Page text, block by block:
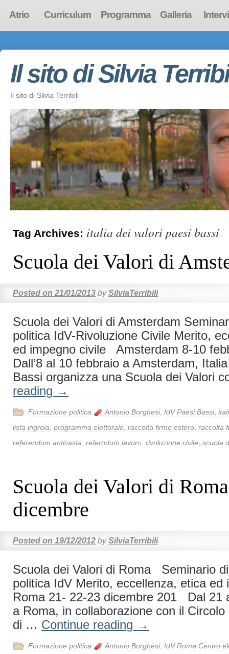
Atrio Curriculum Programma Galleria
Il sito di Silvia
Il sito di Silvia Terribili
Tag Archives: italia dei valori paesi bassi
Scuola dei Valori di
Posted on 21/01/2013 by SilviaTerribili
Scuola dei Valori di Amsterdam
politica IdV-Rivoluzione Civile Merito,
ed impegno civile Amsterdam 8-10
Dall’8 al 10 febbraio a Amsterdam,
Bassi organizza una Scuola dei Valori
reading →
Formazione politica Antonio Borghesi, IdV Paesi Bassi,
lista ingroia programma elettorale raccolta firme estero raccolta
referendum anticasta referndum lavoro rivoluzione civile scuola
Scuola dei Valori di
dicembre
Posted on 19/12/2012 by SilviaTerribili
Scuola dei Valori di Roma Seminario
politica IdV Merito, eccellenza, etica
Roma 21- 22-23 dicembre 201 Dal 21
a Roma, in collaborazione con il Circolo
di … Continue reading →
Formazione politica Antonio Borghesi, IdV Roma Centro